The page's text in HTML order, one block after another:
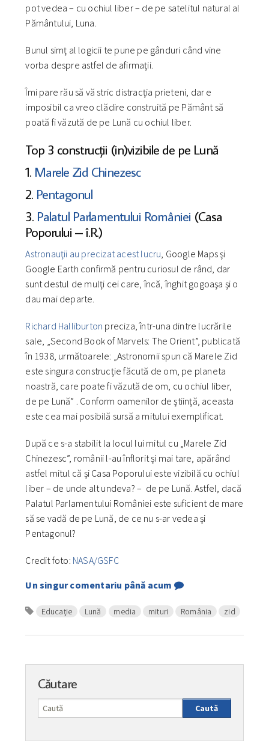
pot vedea – cu ochiul liber – de pe satelitul natural al
Pământului, Luna.
Bunul simţ al logicii te pune pe gânduri când vine
vorba despre astfel de afirmaţii.
Îmi pare rău să vă stric distracţia prieteni, dar e
imposibil ca vreo clădire construită pe Pământ să
poată fi văzută de pe Lună cu ochiul liber.
Top 3 construcţii (in)vizibile de pe Lună
1. Marele Zid Chinezesc
2. Pentagonul
3. Palatul Parlamentului României (Casa
Poporului – î.R.)
Astronauţii au precizat acest lucru, Google Maps şi
Google Earth confirmă pentru curiosul de rând, dar
sunt destul de mulţi cei care, încă, înghit gogoaşa şi o
dau mai departe.
Richard Halliburton preciza, într-una dintre lucrările
sale, „Second Book of Marvels: The Orient”, publicată
în 1938, următoarele: „Astronomii spun că Marele Zid
este singura construcţie făcută de om, pe planeta
noastră, care poate fi văzută de om, cu ochiul liber,
de pe Lună” . Conform oamenilor de ştiinţă, aceasta
este cea mai posibilă sursă a mitului exemplificat.
După ce s-a stabilit la locul lui mitul cu „Marele Zid
Chinezesc”, românii l-au înflorit şi mai tare, apărând
astfel mitul că şi Casa Poporului este vizibilă cu ochiul
liber – de unde alt undeva? – de pe Lună. Astfel, dacă
Palatul Parlamentului României este suficient de mare
să se vadă de pe Lună, de ce nu s-ar vedea şi
Pentagonul?
Credit foto: NASA/GSFC
Un singur comentariu până acum
Educaţie Lună media mituri România zid
Căutare
Caută